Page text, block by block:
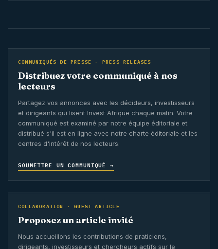
COMMUNIQUÉS DE PRESSE · PRESS RELEASES
Distribuez votre communiqué à nos
lecteurs
Partagez vos annonces avec les décideurs, investisseurs
et dirigeants qui lisent Invest Afrique chaque matin. Votre
communiqué est examiné par notre équipe éditoriale et
distribué s'il est en ligne avec notre charte éditoriale et les
centres d'intérêt de nos lecteurs.
SOUMETTRE UN COMMUNIQUÉ →
COLLABORATION · GUEST ARTICLE
Proposez un article invité
Nous accueillons les contributions de praticiens,
dirigeants, investisseurs et chercheurs actifs sur le